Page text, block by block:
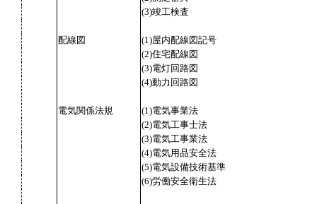
(3)竣工検査
配線図
(1)屋内配線図記号
(2)住宅配線図
(3)電灯回路図
(4)動力回路図
電気関係法規
(1)電気事業法
(2)電気工事士法
(3)電気工事業法
(4)電気用品安全法
(5)電気設備技術基準
(6)労働安全衛生法